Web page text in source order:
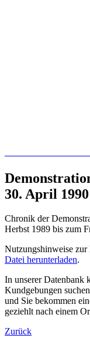
30. April
Chronik der
Herbst 1989 bis zum
Nutzungshinweise zur
Datei herunterladen.
In unserer Datenbank
Kundgebungen
und Sie bekommen
geziehlt nach einem
Zurück